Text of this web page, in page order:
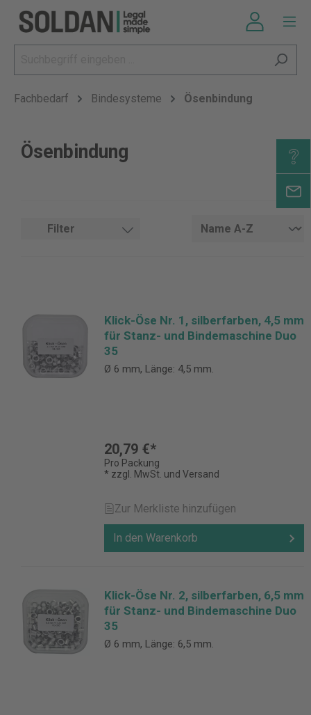
Fachbedarf Bindesysteme Ösenbindung
Ösenbindung
Filter
Klick-Öse Nr. 1, silberfarben, 4,5 mm
für Stanz- und Bindemaschine Duo
35
Ø 6 mm, Länge: 4,5 mm.
20,79 €*
Pro Packung
* zzgl. MwSt. und Versand
Zur Merkliste hinzufügen
In den Warenkorb
Klick-Öse Nr. 2, silberfarben, 6,5 mm
für Stanz- und Bindemaschine Duo
35
Ø 6 mm, Länge: 6,5 mm.